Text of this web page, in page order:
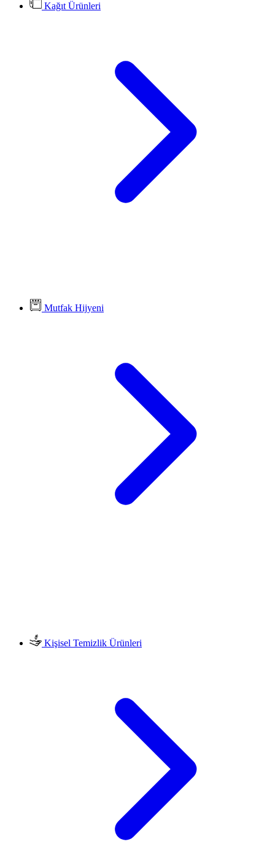
Kağıt Ürünleri
Mutfak Hijyeni
Kişisel Temizlik Ürünleri